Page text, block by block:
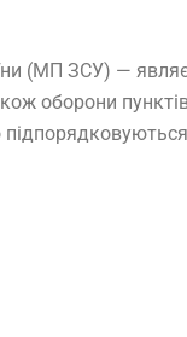
(МП ЗСУ) —
оборони